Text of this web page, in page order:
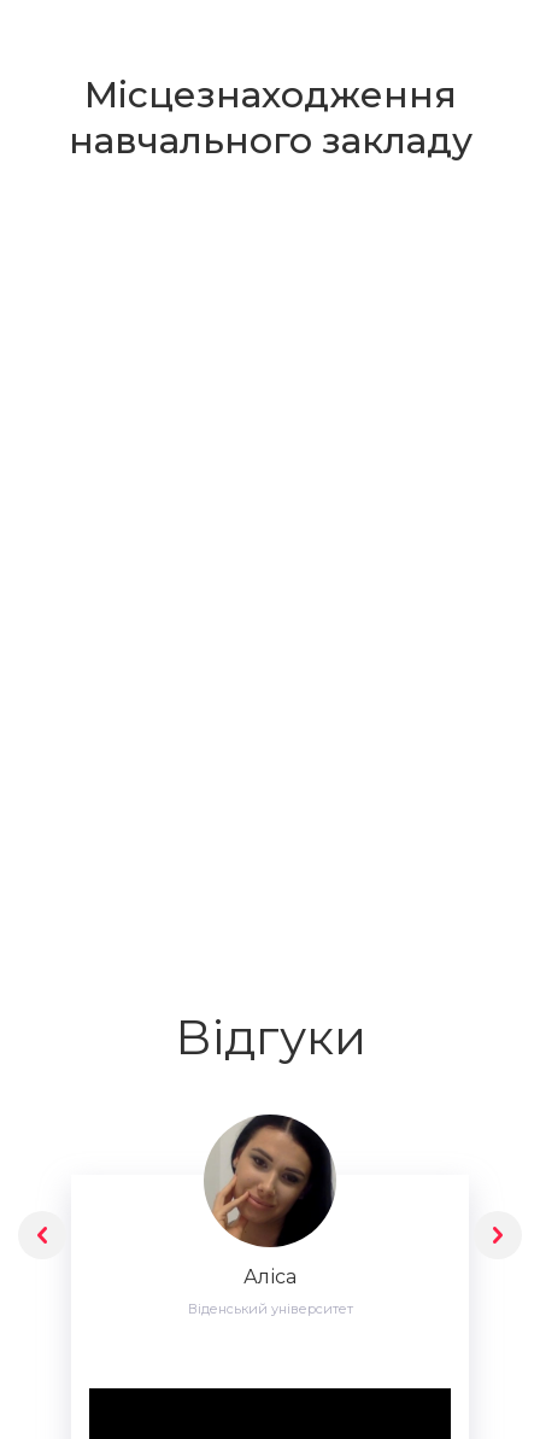
Місцезнаходження
навчального закладу
Відгуки
Аліса
Віденський університет